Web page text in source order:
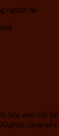
người ăn
bóc mai cắt
phút, càng